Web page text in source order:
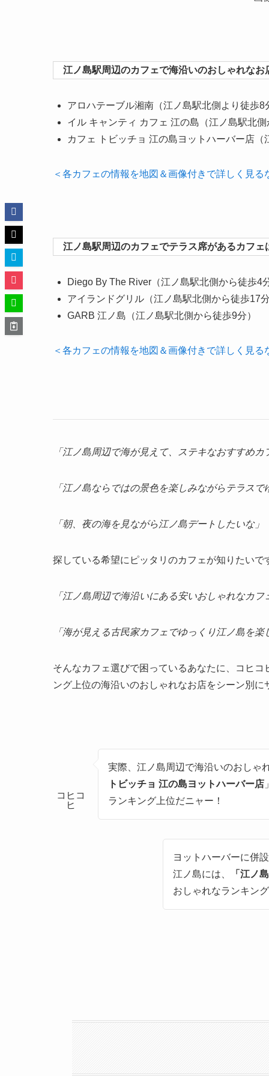
江ノ島駅周辺のカフェで海沿いのおしゃれなお
アロハテーブル湘南（江ノ島駅北側より徒歩8
イル キャンティ カフェ 江の島（江ノ島駅北
カフェ トビッチョ 江の島ヨットハーバー店（
＜各カフェの情報を地図＆画像付きで詳しく見る
江ノ島駅周辺のカフェでテラス席があるカフェ
Diego By The River（江ノ島駅北側から徒歩4
アイランドグリル（江ノ島駅北側から徒歩17
GARB 江ノ島（江ノ島駅北側から徒歩9分）
＜各カフェの情報を地図＆画像付きで詳しく見る
「江ノ島周辺で海が見えて、ステキなおすすめカ
「江ノ島ならではの景色を楽しみながらテラス
「朝、夜の海を見ながら江ノ島デートしたいな」
探している希望にピッタリのカフェが知りたいで
「江ノ島周辺で海沿いにある安いおしゃれなカ
「海が見える古民家カフェでゆっくり江ノ島を
そんなカフェ選びで困っているあなたに、コヒ
ング上位の海沿いのおしゃれなお店をシーン別に
コヒコ
ヒ
実際、江ノ島周辺で海沿いのおしゃ
トビッチョ 江の島ヨットハーバー店
ランキング上位だニャー！
ヨットハーバーに併
江ノ島には、
「江ノ
おしゃれなランキン